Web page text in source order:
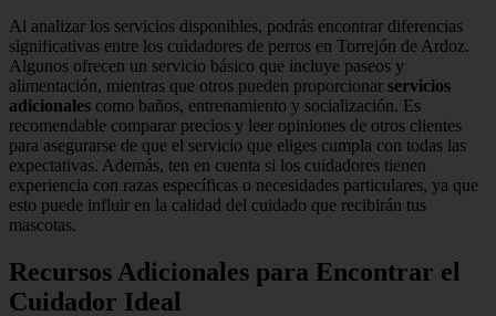
Al analizar los servicios disponibles, podrás encontrar diferencias
significativas entre los cuidadores de perros en Torrejón de Ardoz.
Algunos ofrecen un servicio básico que incluye paseos y
alimentación, mientras que otros pueden proporcionar servicios
adicionales como baños, entrenamiento y socialización. Es
recomendable comparar precios y leer opiniones de otros clientes
para asegurarse de que el servicio que eliges cumpla con todas las
expectativas. Además, ten en cuenta si los cuidadores tienen
experiencia con razas específicas o necesidades particulares, ya que
esto puede influir en la calidad del cuidado que recibirán tus
mascotas.
Recursos Adicionales para Encontrar el
Cuidador Ideal